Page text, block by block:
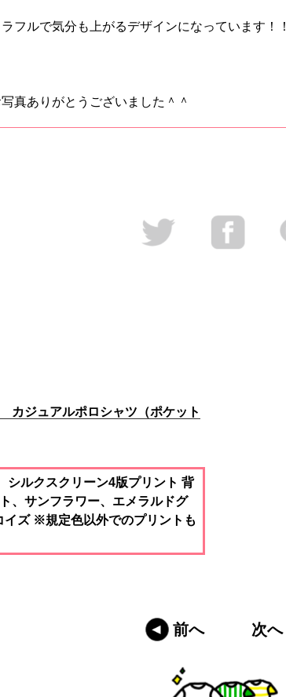
ラフルで気分も上がるデザインになっています！！
真ありがとうございました＾＾
ジュアルポロシャツ（ポケット
ルクスクリーン4版プリント 背
、サンフラワー、エメラルドグ
イズ ※規定色以外でのプリントも
前へ 次へ